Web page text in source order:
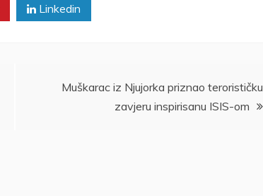
Linkedin
Muškarac iz Njujorka priznao terorističku
zavjeru inspirisanu ISIS-om